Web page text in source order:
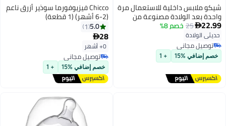
شيكو ملابس داخلية للاستعمال مرة
واحدة بعد الولادة مصنوعة من
قماش غير منسوج مقاس 4
22.99
25خصم 8%
حديثي الولادة
توصيل مجاني
توصيل مجاني
خصم إضافي %15 + 1
Chicco فيزيوفورما سوذير أزرق ناعم
(2-6 أشهر) (1 قطعة)
5.0
1
28
0+ أشهر
توصيل مجاني
توصيل مجاني
خصم إضافي %15 + 1